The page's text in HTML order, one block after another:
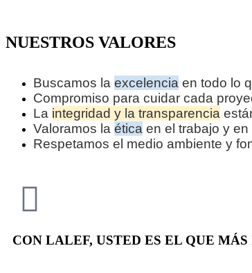
NUESTROS VALORES
Buscamos la excelencia en todo lo
Compromiso para cuidar cada
La integridad y la transparencia
Valoramos la ética en el trabajo y
Respetamos el medio ambiente y
CON LALEF, USTED ES EL QUE